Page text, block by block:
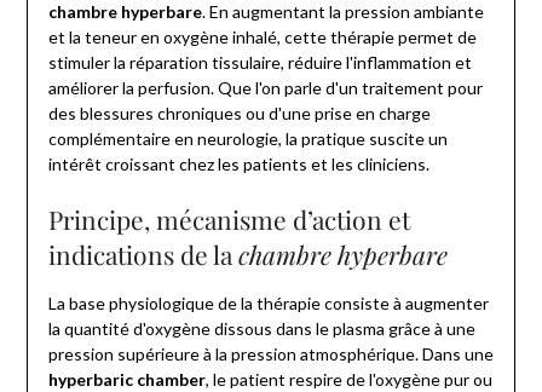
chambre hyperbare. En augmentant la pression ambiante
et la teneur en oxygène inhalé, cette thérapie permet de
stimuler la réparation tissulaire, réduire l'inflammation et
améliorer la perfusion. Que l'on parle d'un traitement pour
des blessures chroniques ou d'une prise en charge
complémentaire en neurologie, la pratique suscite un
intérêt croissant chez les patients et les cliniciens.
Principe, mécanisme d’action et
indications de la chambre hyperbare
La base physiologique de la thérapie consiste à augmenter
la quantité d'oxygène dissous dans le plasma grâce à une
pression supérieure à la pression atmosphérique. Dans une
hyperbaric chamber, le patient respire de l'oxygène pur ou